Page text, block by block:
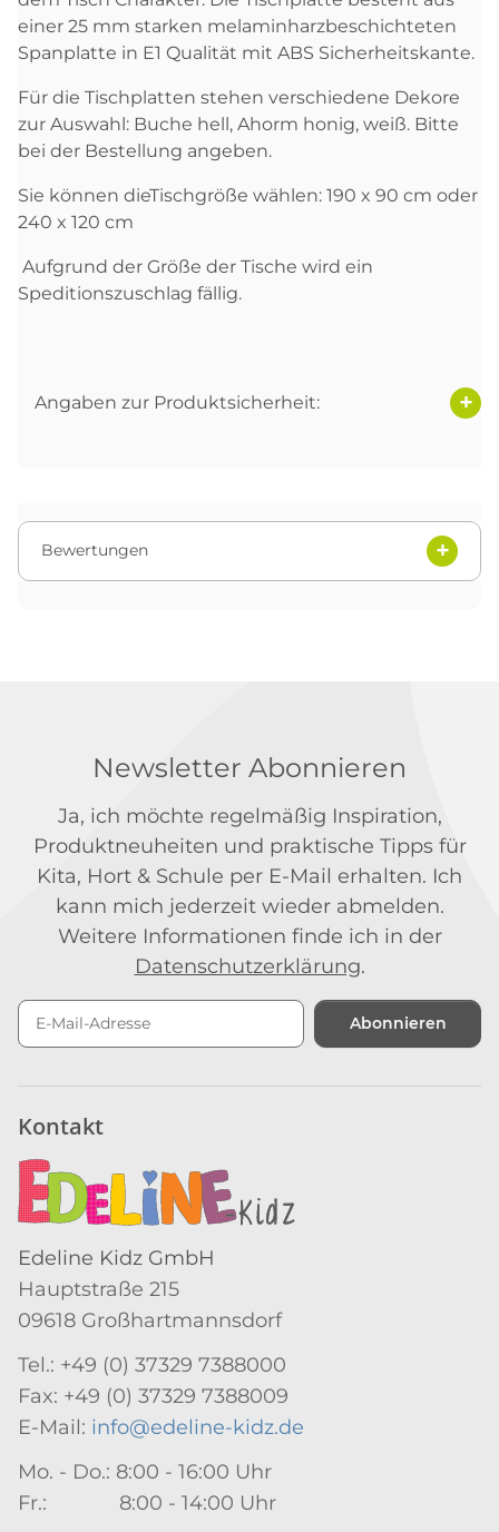
einer 25 mm starken melaminharzbeschichteten
Spanplatte in E1 Qualität mit ABS Sicherheitskante.
Für die Tischplatten stehen verschiedene Dekore
zur Auswahl: Buche hell, Ahorm honig, weiß. Bitte
bei der Bestellung angeben.
Sie können dieTischgröße wählen: 190 x 90 cm oder
240 x 120 cm
Aufgrund der Größe der Tische wird ein
Speditionszuschlag fällig.
Angaben zur Produktsicherheit:
Bewertungen
Newsletter Abonnieren
Ja, ich möchte regelmäßig Inspiration,
Produktneuheiten und praktische Tipps für
Kita, Hort & Schule per E-Mail erhalten. Ich
kann mich jederzeit wieder abmelden.
Weitere Informationen finde ich in der
Datenschutzerklärung.
Abonnieren
Kontakt
Edeline Kidz GmbH
Hauptstraße 215
09618 Großhartmannsdorf
Tel.: +49 (0) 37329 7388000
Fax: +49 (0) 37329 7388009
E-Mail: info@edeline-kidz.de
Mo. - Do.: 8:00 - 16:00 Uhr
Fr.: 8:00 - 14:00 Uhr